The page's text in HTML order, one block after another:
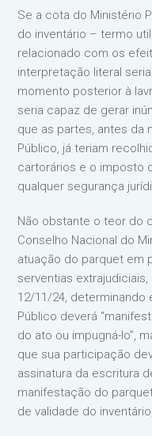
Se a cota do Ministério
do inventário – termo
relacionado com os
interpretação literal
momento posterior à
seria capaz de gerar
que as partes, antes da
Público, já teriam
cartorários e o imposto
qualquer segurança
Não obstante o teor do
Conselho Nacional do
atuação do parquet em
serventias
12/11/24, determinando
Público deverá
do ato ou impugná-lo”,
que sua participação
assinatura da escritura
manifestação do
de validade do